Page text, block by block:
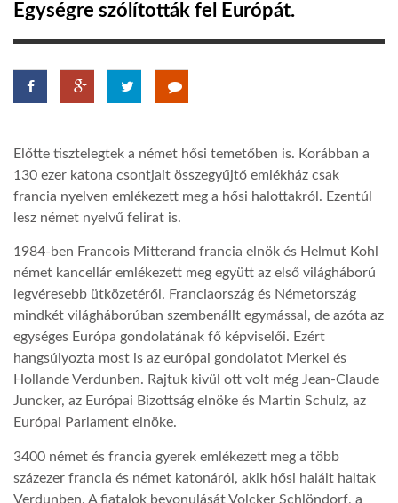
GLOBOTV
AFRIKA TUDÁSTÁR
GLOBOZSARU
DOBRAVERO.HU
LATIMO.HU
GLOBOBOOK
Egységre szólították fel Európát.
Előtte tisztelegtek a német hősi temetőben is. Korábban a
130 ezer katona csontjait összegyűjtő emlékház csak
francia nyelven emlékezett meg a hősi halottakról. Ezentúl
lesz német nyelvű felirat is.
1984-ben Francois Mitterand francia elnök és Helmut Kohl
német kancellár emlékezett meg együtt az első világháború
legvéresebb ütközetéről. Franciaország és Németország
mindkét világháborúban szembenállt egymással, de azóta az
egységes Európa gondolatának fő képviselői. Ezért
hangsúlyozta most is az európai gondolatot Merkel és
Hollande Verdunben. Rajtuk kivül ott volt még Jean-Claude
Juncker, az Európai Bizottság elnöke és Martin Schulz, az
Európai Parlament elnöke.
3400 német és francia gyerek emlékezett meg a több
százezer francia és német katonáról, akik hősi halált haltak
Verdunben. A fiatalok bevonulását Volcker Schlöndorf, a